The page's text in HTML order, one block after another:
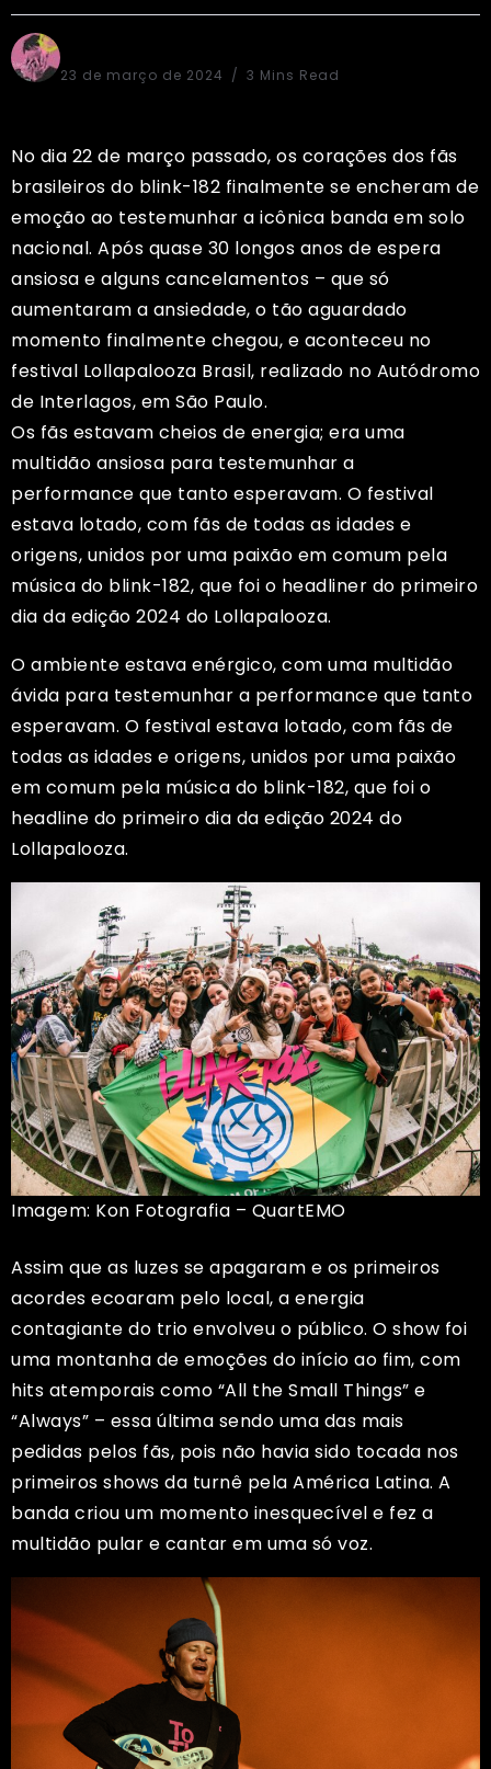
23 de março de 2024 3 Mins Read
No dia 22 de março passado, os corações dos fãs
brasileiros do blink-182 finalmente se encheram de
emoção ao testemunhar a icônica banda em solo
nacional. Após quase 30 longos anos de espera
ansiosa e alguns cancelamentos – que só
aumentaram a ansiedade, o tão aguardado
momento finalmente chegou, e aconteceu no
festival Lollapalooza Brasil, realizado no Autódromo
de Interlagos, em São Paulo.
Os fãs estavam cheios de energia; era uma
multidão ansiosa para testemunhar a
performance que tanto esperavam. O festival
estava lotado, com fãs de todas as idades e
origens, unidos por uma paixão em comum pela
música do blink-182, que foi o headliner do primeiro
dia da edição 2024 do Lollapalooza.
O ambiente estava enérgico, com uma multidão
ávida para testemunhar a performance que tanto
esperavam. O festival estava lotado, com fãs de
todas as idades e origens, unidos por uma paixão
em comum pela música do blink-182, que foi o
headline do primeiro dia da edição 2024 do
Lollapalooza.
Imagem: Kon Fotografia – QuartEMO
Assim que as luzes se apagaram e os primeiros
acordes ecoaram pelo local, a energia
contagiante do trio envolveu o público. O show foi
uma montanha de emoções do início ao fim, com
hits atemporais como “All the Small Things” e
“Always” – essa última sendo uma das mais
pedidas pelos fãs, pois não havia sido tocada nos
primeiros shows da turnê pela América Latina. A
banda criou um momento inesquecível e fez a
multidão pular e cantar em uma só voz.